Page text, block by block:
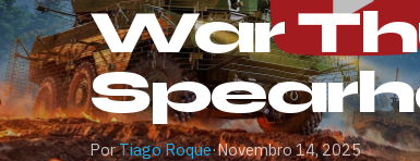
War
PorTiago Roque·Novembro 14, 2025